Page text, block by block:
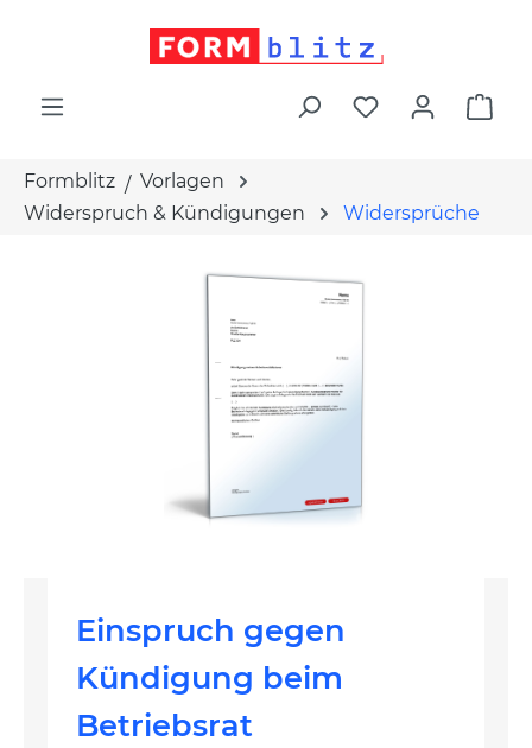
Formblitz
Vorlagen
Widerspruch & Kündigungen
Widersprüche
Einspruch gegen
Kündigung beim
Betriebsrat